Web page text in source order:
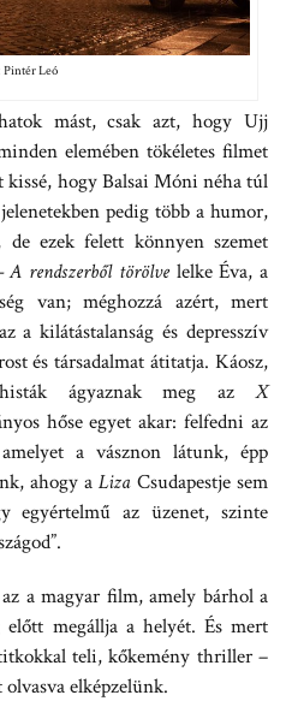
Pintér Leó
mást, csak azt, hogy Ujj
elemében tökéletes filmet
kissé, hogy Balsai Móni néha túl
pedig több a humor,
ezek felett könnyen szemet
rendszerből törölvelelke Éva, a
van; méghozzá azért, mert
a kilátástalanság és depresszív
és társadalmat átitatja. Káosz,
ágyaznak meg az X
hőse egyet akar: felfedni az
a vásznon látunk, épp
ahogy a Liza Csudapestje sem
egyértelmű az üzenet, szinte
a magyar film, amely bárhol a
megállja a helyét. És mert
teli, kőkemény thriller –
elképzelünk.